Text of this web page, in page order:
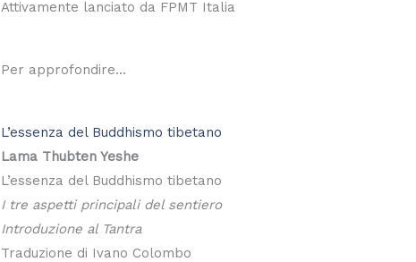
Attivamente lanciato da FPMT Italia
Per approfondire...
L’essenza del Buddhismo tibetano
Lama Thubten Yeshe
L’essenza del Buddhismo tibetano
I tre aspetti principali del sentiero
Introduzione al Tantra
Traduzione di Ivano Colombo